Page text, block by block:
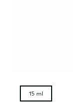
15 ml